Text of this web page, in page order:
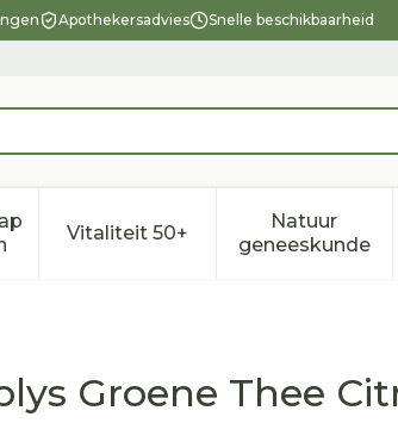
Apothekersadvies Snelle beschikbaarheid
en hygiëne categorie
voeding en vitamines categorie
voor Zwangerschap en
Vitaliteit 50+Toon submenu voor
Natuur
geneeskunde
Toon
Sach 24
Groene Thee